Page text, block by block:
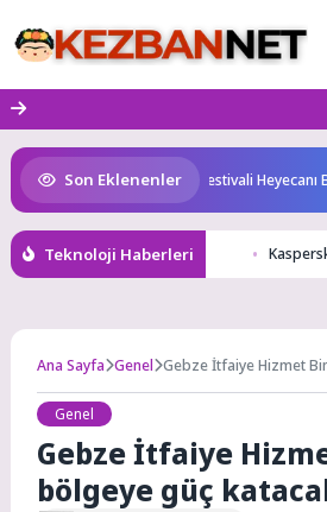
to
content
Son Eklenenler
Konya’da Bisiklet Festivali Heyecanı
Teknoloji Haberleri
Ana Sayfa Genel Gebze İtfaiye Hizmet
Genel
Gebze İtfaiye
bölgeye güç